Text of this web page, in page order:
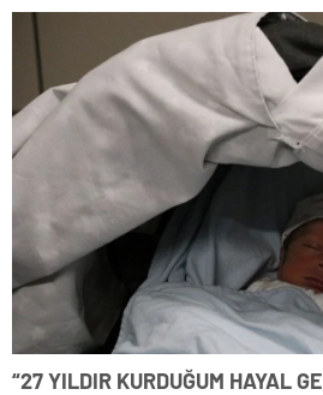
“27 YILDIR KURDUĞUM HAYAL